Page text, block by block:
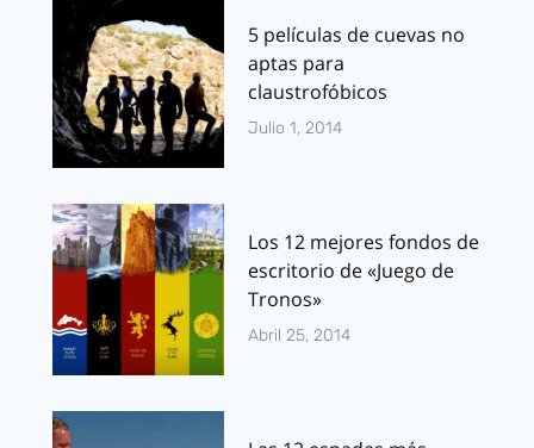
5 películas de cuevas no
aptas para
claustrofóbicos
Julio 1, 2014
Los 12 mejores fondos de
escritorio de «Juego de
Tronos»
Abril 25, 2014